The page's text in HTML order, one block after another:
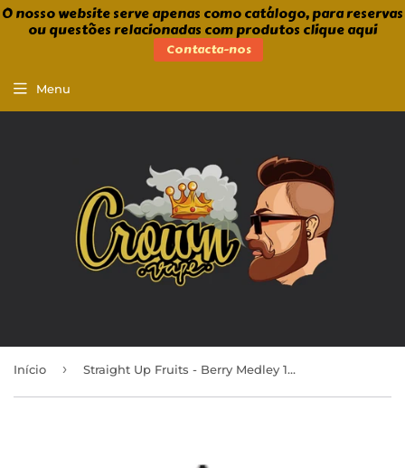
O nosso website serve apenas como catálogo, para reservas
ou questões relacionadas com produtos clique aqui
Contacta-nos
Menu
Início › Straight Up Fruits - Berry Medley 100ml Shortfill